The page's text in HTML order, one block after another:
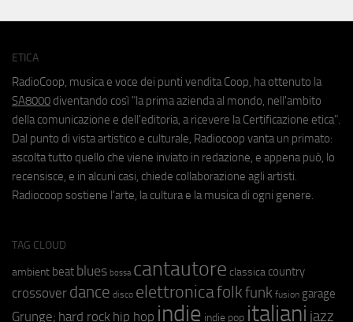
ETICA
RadioCoop, musica e voce dei punti vendita Coop, ha ottenuto la
SA8000 diventando così "la prima azienda al mondo, nell'ambito
della comunicazione e dell'editoria, a ricevere la Certificazione etica".
Dal punto di vista artistico e culturale, Radiocoop vanta un primato:
ascolta tutto quello che viene inviato in redazione, e appena può, lo
recensisce, e in alcuni casi, chiede collaborazione agli artisti.
Radiocoop sostiene l'arte, la cultura e la musica di ogni genere.
TAG CLOUD
ambient beat blues bossa cantautore classica country
crossover dance disco elettronicafolkfunk fusion garage
Grunge; hard rock hip hop indie indie pop italiani jazz